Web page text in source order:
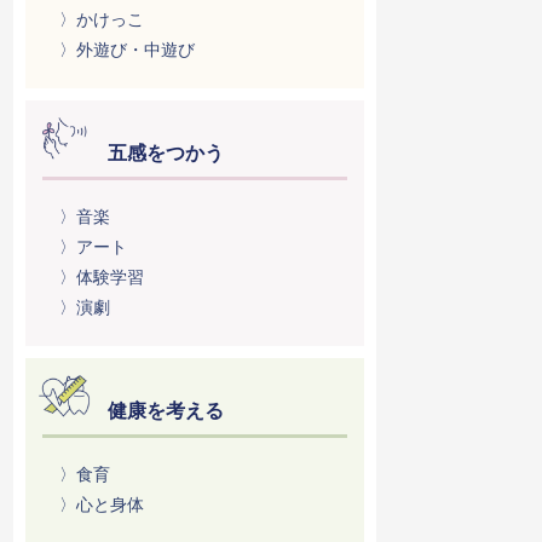
〉かけっこ
〉外遊び・中遊び
五感をつかう
〉音楽
〉アート
〉体験学習
〉演劇
健康を考える
〉食育
〉心と身体